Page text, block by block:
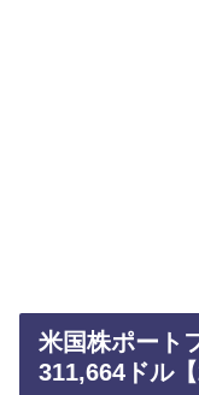
米国株ポート
311,664ドル【